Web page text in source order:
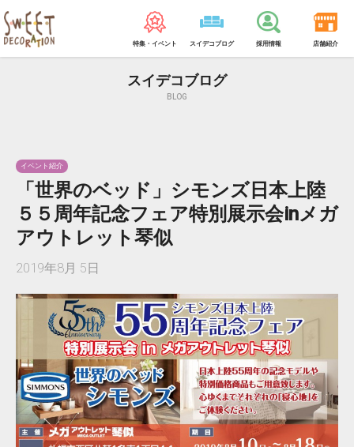
特集・イベント スイデコブログ 採用情報 店舗紹介
スイデコブログ
BLOG
イベント紹介
「世界のベッド」シモンズ日本上陸
５５周年記念フェア特別展示会inメガ
アウトレット琴似
2019年8月 5日